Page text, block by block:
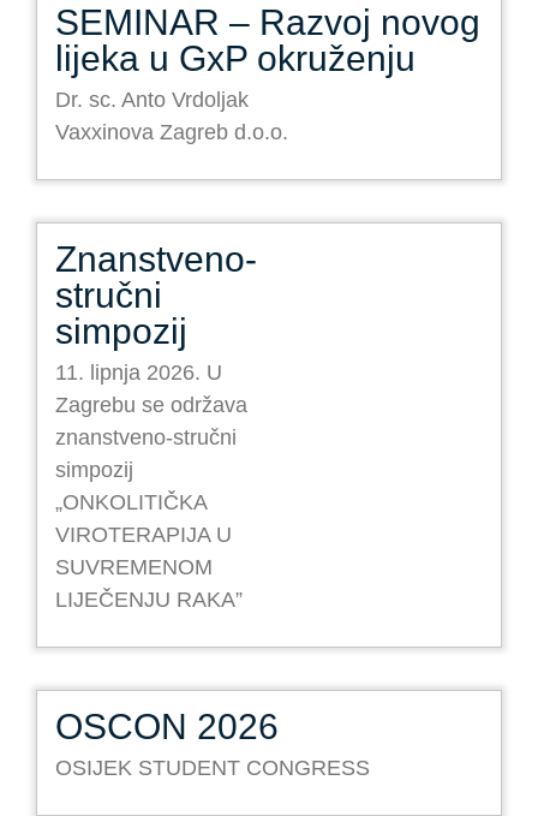
SEMINAR – Razvoj novog
lijeka u GxP okruženju
Dr. sc. Anto Vrdoljak
Vaxxinova Zagreb d.o.o.
Znanstveno-
stručni
simpozij
11. lipnja 2026. U
Zagrebu se održava
znanstveno-stručni
simpozij
„ONKOLITIČKA
VIROTERAPIJA U
SUVREMENOM
LIJEČENJU RAKA”
OSCON 2026
OSIJEK STUDENT CONGRESS